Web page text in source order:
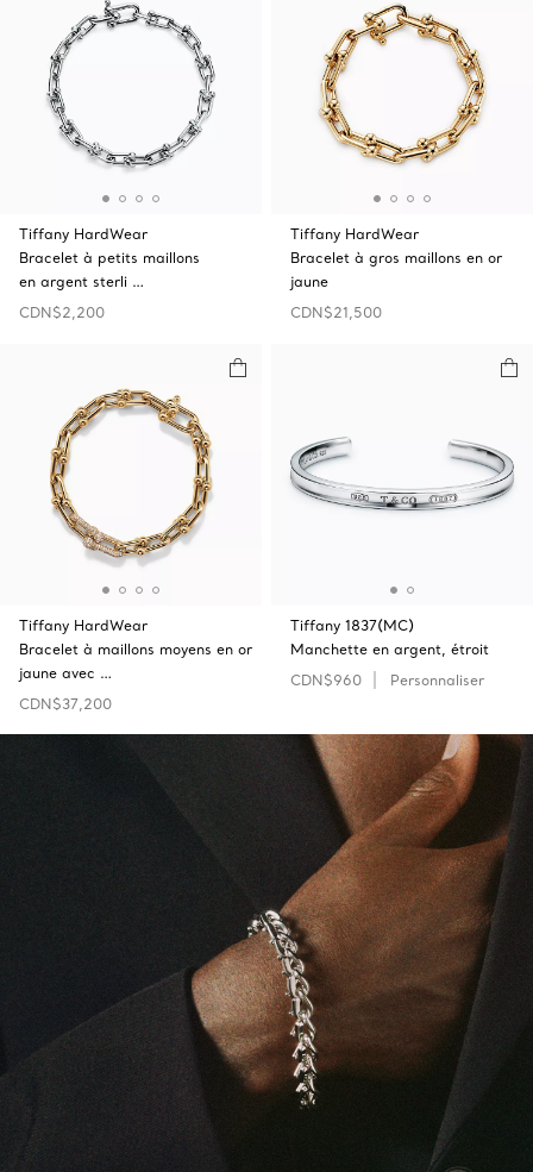
Tiffany HardWear
Bracelet à petits maillons
en argent sterli …
CDN$2,200
Tiffany HardWear
Bracelet à gros maillons en or
jaune
CDN$21,500
Tiffany HardWear
Bracelet à maillons moyens en or
jaune avec …
CDN$37,200
Tiffany 1837(MC)
Manchette en argent, étroit
CDN$960
Personnaliser